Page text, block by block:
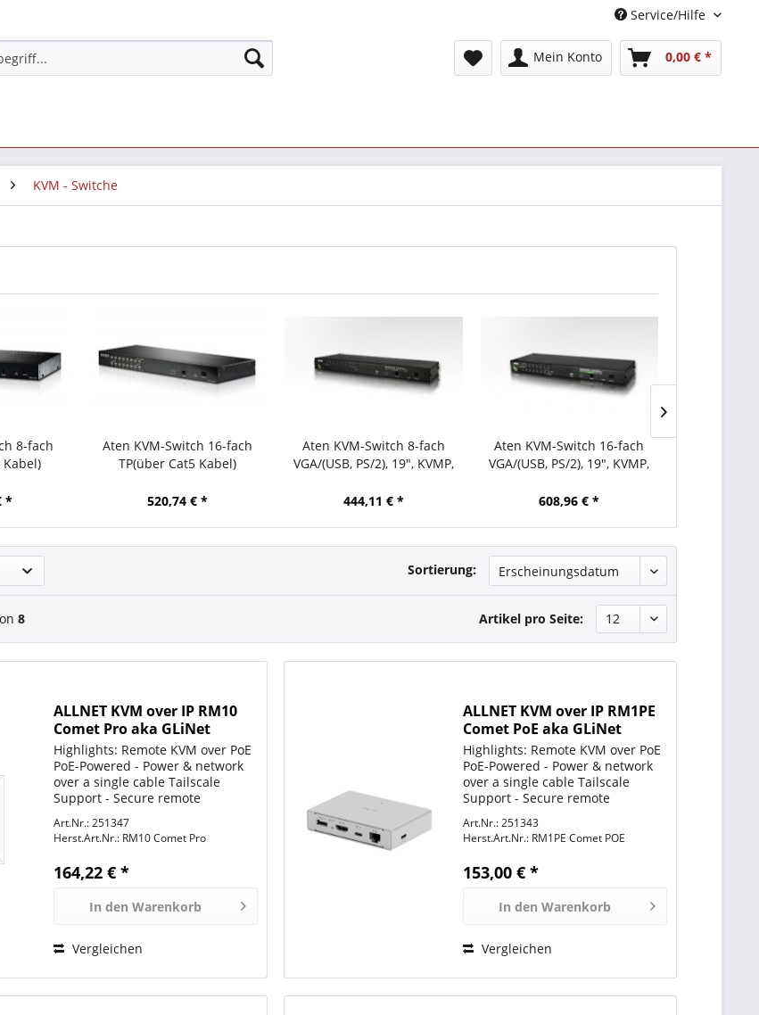
Service/Hilfe
Mein Konto 0,00 € *
KVM - Switche
8-fach
Kabel)
*
Aten KVM-Switch 16-fach
TP(über Cat5 Kabel)
520,74 € *
Aten KVM-Switch 8-fach
VGA/(USB, PS/2), 19", KVMP,
444,11 € *
Aten KVM-Switch 16-fach
VGA/(USB, PS/2), 19", KVMP,
608,96 € *
Sortierung:
8 Artikel pro Seite:
ALLNET KVM over IP RM10
Comet Pro aka GLiNet
Comet Pro Display & HDMI
Passtrough
Highlights: Remote KVM over PoE
PoE-Powered - Power & network
over a single cable Tailscale
Support - Secure remote
High-speed, built-in storage
Browser-Based Access - Remote
control from Windows, macOS
or...
Art.Nr.: 251347
Herst.Art.Nr.: RM10 Comet Pro
164,22 € *
In den Warenkorb
Vergleichen
ALLNET KVM over IP RM1PE
Comet PoE aka GLiNet
Comet PoE
Highlights: Remote KVM over PoE
PoE-Powered - Power & network
over a single cable Tailscale
Support - Secure remote
High-speed, built-in storage
Browser-Based Access - Remote
control from Windows, macOS
or...
Art.Nr.: 251343
Herst.Art.Nr.: RM1PE Comet POE
153,00 € *
In den Warenkorb
Vergleichen